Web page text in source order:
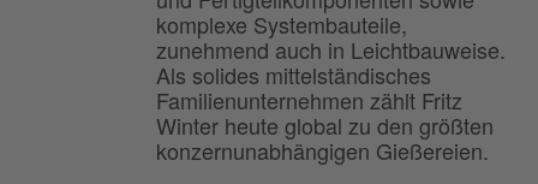
komplexe Systembauteile,
zunehmend auch in Leichtbauweise.
Als solides mittelständisches
Familienunternehmen zählt Fritz
Winter heute global zu den größten
konzernunabhängigen Gießereien.